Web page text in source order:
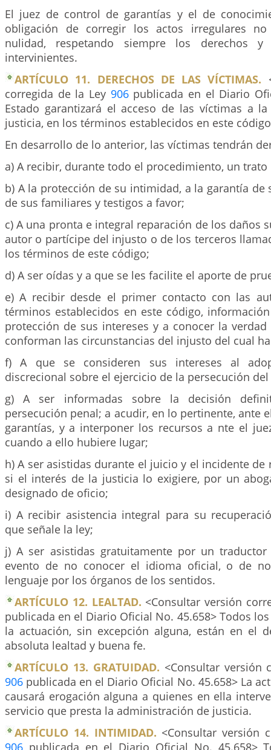
El juez de control de garantías y el de
obligación de corregir los actos irregulares no
nulidad, respetando siempre los derechos
intervinientes.
ARTÍCULO 11. DERECHOS DE LAS VÍCTIMAS.
corregida de la Ley 906publicada en el Diario
Estado garantizará el acceso de las víctimas a
justicia, en los términos establecidos en este
En desarrollo de lo anterior, las víctimas tendrán
a) A recibir, durante todo el procedimiento, un
b) A la protección de su intimidad, a la garantía de
de sus familiares y testigos a favor;
c) A una pronta e integral reparación de los daños
autor o partícipe del injusto o de los terceros
los términos de este código;
d) A ser oídas y a que se les facilite el aporte de
e) A recibir desde el primer contacto con las
términos establecidos en este código,
protección de sus intereses y a conocer la
conforman las circunstancias del injusto del cual
f) A que se consideren sus intereses al
discrecional sobre el ejercicio de la persecución
g) A ser informadas sobre la decisión
persecución penal; a acudir, en lo pertinente, ante
garantías, y a interponer los recursos a nte el
cuando a ello hubiere lugar;
h) A ser asistidas durante el juicio y el incidente de
si el interés de la justicia lo exigiere, por un
designado de oficio;
i) A recibir asistencia integral para su
que señale la ley;
j) A ser asistidas gratuitamente por un
evento de no conocer el idioma oficial, o de
lenguaje por los órganos de los sentidos.
ARTÍCULO 12. LEALTAD. <Consultar versión
publicada en el Diario Oficial No. 45.658> Todos
la actuación, sin excepción alguna, están en el
absoluta lealtad y buena fe.
ARTÍCULO 13. GRATUIDAD. <Consultar versión
906 publicada en el Diario Oficial No. 45.658> La
causará erogación alguna a quienes en ella
servicio que presta la administración de justicia.
ARTÍCULO 14. INTIMIDAD. <Consultar versión
906 publicada en el Diario Oficial No. 45.658>